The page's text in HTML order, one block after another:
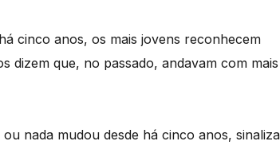
cinco anos, os mais jovens reconhecem
dizem que, no passado, andavam com mais
nada mudou desde há cinco anos, sinaliza